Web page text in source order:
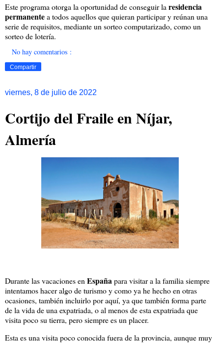
Este programa otorga la oportunidad de conseguir la residencia
permanentea todos aquellos que quieran participar y reúnan una
serie de requisitos, mediante un sorteo computarizado, como un
sorteo de lotería.
No hay comentarios :
Compartir
viernes, 8 de julio de 2022
Cortijo del Fraile en Níjar,
Almería
Durante las vacaciones en Españapara visitar a la familia siempre
intentamos hacer algo de turismo y como ya he hecho en otras
ocasiones, también incluirlo por aquí, ya que también forma parte
de la vida de una expatriada, o al menos de esta expatriada que
visita poco su tierra, pero siempre es un placer.
Esta es una visita poco conocida fuera de la provincia, aunque muy